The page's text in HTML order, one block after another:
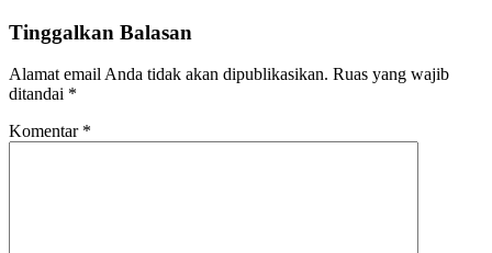
Tinggalkan Balasan
Alamat email Anda tidak akan dipublikasikan. Ruas yang wajib
ditandai *
Komentar *